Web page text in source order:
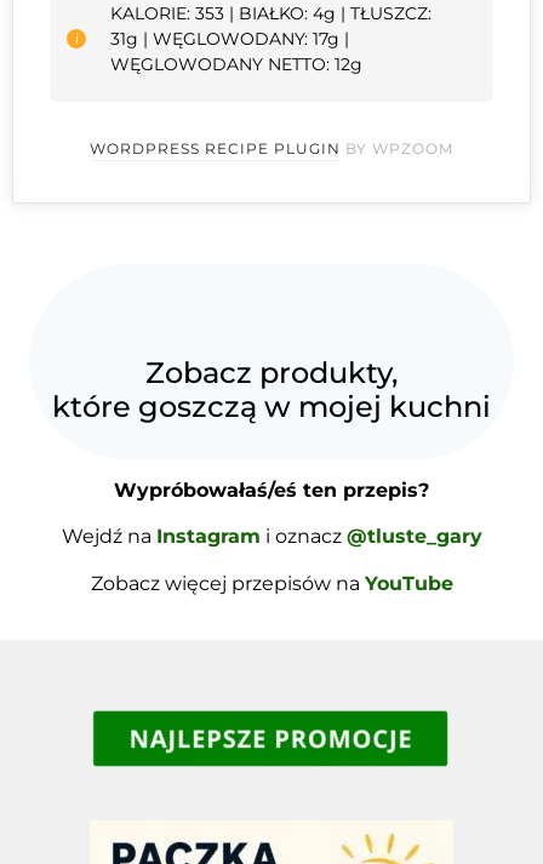
KALORIE: 353 | BIAŁKO: 4g | TŁUSZCZ:
31g | WĘGLOWODANY: 17g |
WĘGLOWODANY NETTO: 12g
WORDPRESS RECIPE PLUGIN BY WPZOOM
Zobacz produkty,
które goszczą w mojej kuchni
Wypróbowałaś/eś ten przepis?
Wejdź na Instagram i oznacz @tluste_gary
Zobacz więcej przepisów na YouTube